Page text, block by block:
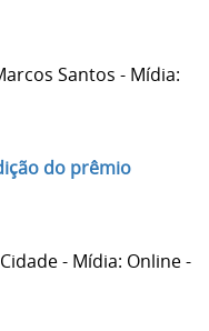
Santos - Mídia:
do prêmio
- Mídia: Online -